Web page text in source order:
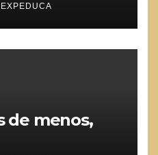
de menos,